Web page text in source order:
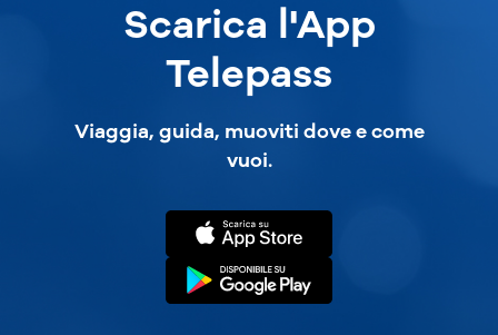
Scarica l'App
Telepass
Viaggia, guida, muoviti dove e come
vuoi.